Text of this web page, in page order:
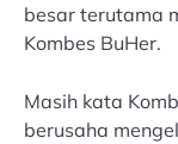
besar terutama
Kombes BuHer.
Masih kata
berusaha